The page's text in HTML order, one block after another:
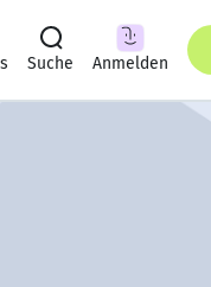
Suche Anmelden